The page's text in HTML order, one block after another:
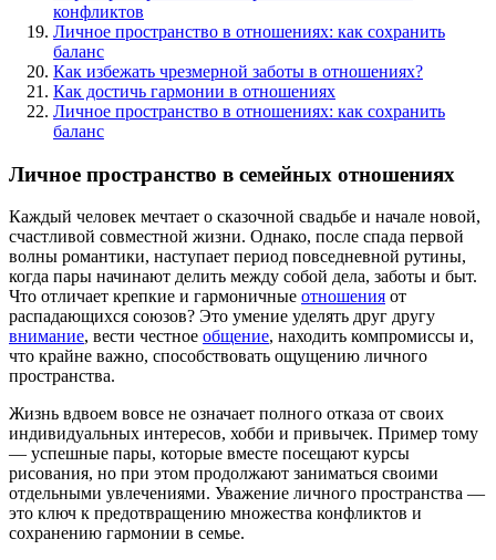
конфликтов
Личное пространство в отношениях: как сохранить
баланс
Как избежать чрезмерной заботы в отношениях?
Как достичь гармонии в отношениях
Личное пространство в отношениях: как сохранить
баланс
Личное пространство в семейных отношениях
Каждый человек мечтает о сказочной свадьбе и начале новой,
счастливой совместной жизни. Однако, после спада первой
волны романтики, наступает период повседневной рутины,
когда пары начинают делить между собой дела, заботы и быт.
Что отличает крепкие и гармоничные отношения от
распадающихся союзов? Это умение уделять друг другу
внимание, вести честное общение, находить компромиссы и,
что крайне важно, способствовать ощущению личного
пространства.
Жизнь вдвоем вовсе не означает полного отказа от своих
индивидуальных интересов, хобби и привычек. Пример тому
— успешные пары, которые вместе посещают курсы
рисования, но при этом продолжают заниматься своими
отдельными увлечениями. Уважение личного пространства —
это ключ к предотвращению множества конфликтов и
сохранению гармонии в семье.